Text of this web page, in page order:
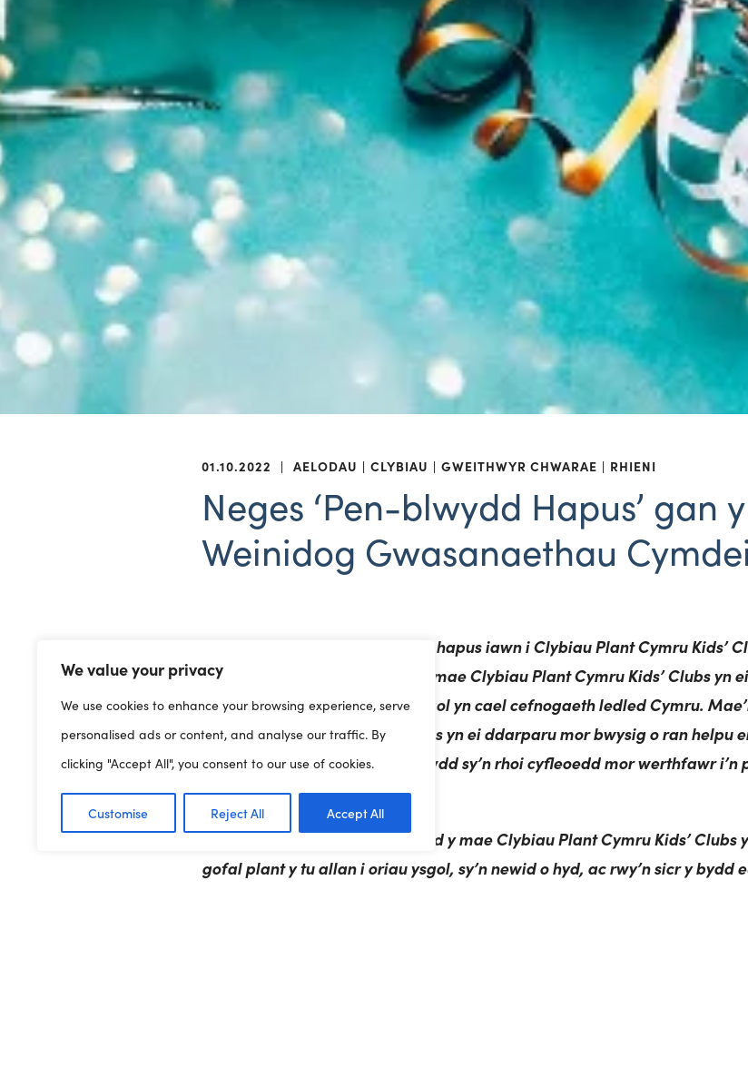
We value your privacy
We use cookies to enhance your browsing experience, serve
personalised ads or content, and analyse our traffic. By
clicking "Accept All", you consent to our use of cookies.
Customise Reject All Accept All
01.10.2022 | AELODAU CLYBIAU GWEITHWYR CHWARAE RHIENI
Neges ‘Pen-blwydd Hapus’ gan
Weinidog Gwasanaethau
“Hoffwn ddymuno pen-blwydd hapus iawn i Clybiau Plant Cymru Kids’
iawn o’r cyfraniad sylweddol y mae Clybiau Plant Cymru Kids’ Clubs yn
gofal plant y tu allan i oriau ysgol yn cael cefnogaeth ledled Cymru.
Clybiau Plant Cymru Kids’ Clubs yn ei ddarparu mor bwysig o ran helpu
ddarpariaeth all-ysgol o ansawdd sy’n rhoi cyfleoedd mor werthfawr
cymdeithasol ac emosiynol.
Rwyf hefyd yn croesawu’r ffordd y mae Clybiau Plant Cymru Kids’ Clubs
gofal plant y tu allan i oriau ysgol, sy’n newid o hyd, ac rwy’n sicr y bydd